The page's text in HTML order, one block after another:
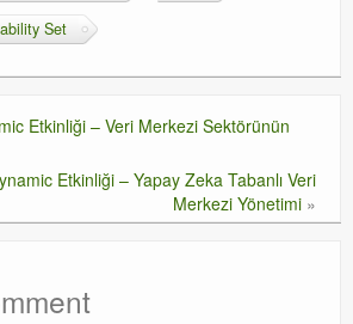
Set
Etkinliği – Veri Merkezi Sektörünün
Etkinliği – Yapay Zeka Tabanlı Veri
Merkezi Yönetimi »